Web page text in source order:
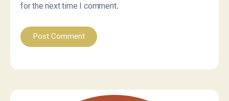
for the next time I comment.